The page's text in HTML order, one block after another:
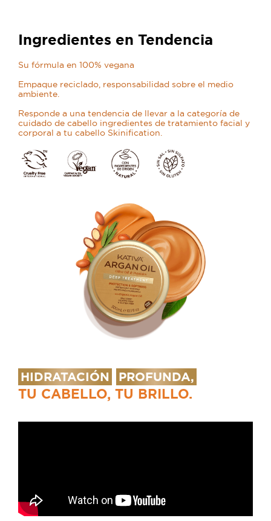
Ingredientes en Tendencia
Su fórmula en 100% vegana
Empaque reciclado, responsabilidad sobre el medio
ambiente.
Responde a una tendencia de llevar a la categoría de
cuidado de cabello ingredientes de tratamiento facial y
corporal a tu cabello Skinification.
HIDRATACIÓN PROFUNDA,
TU CABELLO, TU BRILLO.